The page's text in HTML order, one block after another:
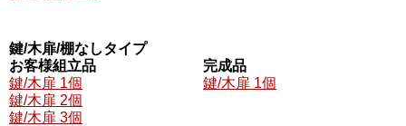
鍵/木扉/棚なしタイプ
お客様組立品
完成品
鍵/木扉 1個
鍵/木扉 1個
鍵/木扉 2個
鍵/木扉 3個